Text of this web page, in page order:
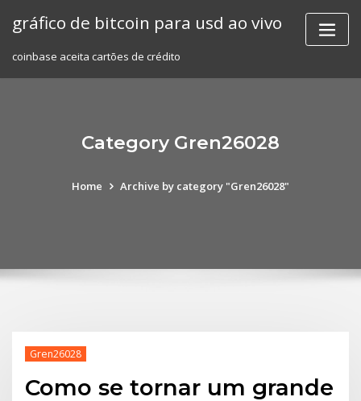
gráfico de bitcoin para usd ao vivo
coinbase aceita cartões de crédito
Category Gren26028
Home Archive by category "Gren26028"
Gren26028
Como se tornar um grande